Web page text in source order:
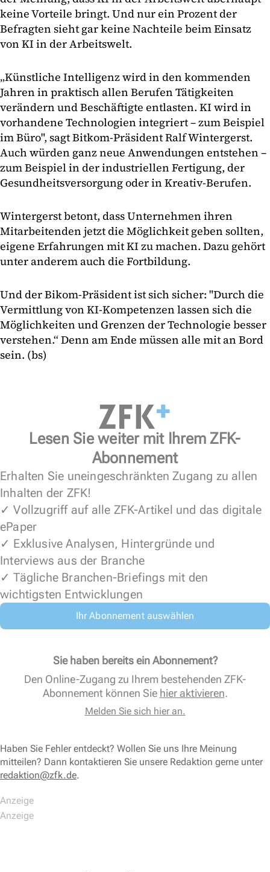
keine Vorteile bringt. Und nur ein Prozent der
Befragten sieht gar keine Nachteile beim Einsatz
von KI in der Arbeitswelt.
„Künstliche Intelligenz wird in den kommenden
Jahren in praktisch allen Berufen Tätigkeiten
verändern und Beschäftigte entlasten. KI wird in
vorhandene Technologien integriert – zum Beispiel
im Büro", sagt Bitkom-Präsident Ralf Wintergerst.
Auch würden ganz neue Anwendungen entstehen –
zum Beispiel in der industriellen Fertigung, der
Gesundheitsversorgung oder in Kreativ-Berufen.
Wintergerst betont, dass Unternehmen ihren
Mitarbeitenden jetzt die Möglichkeit geben sollten,
eigene Erfahrungen mit KI zu machen. Dazu gehört
unter anderem auch die Fortbildung.
Und der Bikom-Präsident ist sich sicher: "Durch die
Vermittlung von KI-Kompetenzen lassen sich die
Möglichkeiten und Grenzen der Technologie besser
verstehen.“ Denn am Ende müssen alle mit an Bord
sein. (bs)
Lesen Sie weiter mit Ihrem ZFK-
Abonnement
Erhalten Sie uneingeschränkten Zugang zu allen
Inhalten der ZFK!
✓ Vollzugriff auf alle ZFK-Artikel und das digitale
ePaper
✓ Exklusive Analysen, Hintergründe und
Interviews aus der Branche
✓ Tägliche Branchen-Briefings mit den
wichtigsten Entwicklungen
Ihr Abonnement auswählen
Sie haben bereits ein Abonnement?
Den Online-Zugang zu Ihrem bestehenden ZFK-
Abonnement können Sie hier aktivieren.
Melden Sie sich hier an.
Haben Sie Fehler entdeckt? Wollen Sie uns Ihre Meinung
mitteilen? Dann kontaktieren Sie unsere Redaktion gerne unter
redaktion@zfk.de.